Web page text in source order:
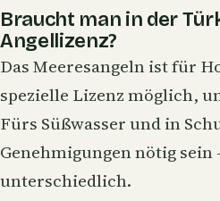
Braucht man in der
Angellizenz?
Das Meeresangeln ist für
spezielle Lizenz möglich,
Fürs Süßwasser und in
Genehmigungen nötig sein
unterschiedlich.